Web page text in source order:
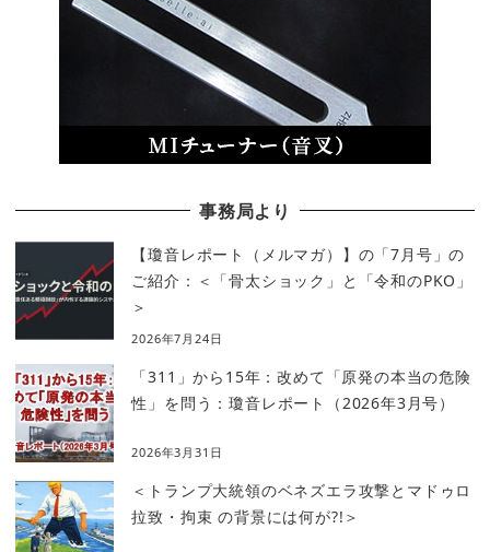
事務局より
【瓊音レポート（メルマガ）】の「7月号」の
ご紹介：＜「骨太ショック」と「令和のPKO」
＞
2026年7月24日
「311」から15年：改めて「原発の本当の危険
性」を問う：瓊音レポート（2026年3月号）
2026年3月31日
＜トランプ大統領のベネズエラ攻撃とマドゥロ
拉致・拘束 の背景には何が?!＞